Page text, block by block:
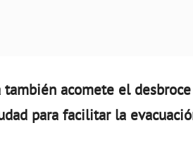
acomete el
para facilitar la